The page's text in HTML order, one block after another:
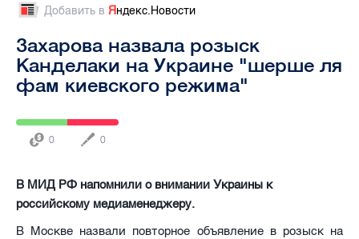
Добавить в Яндекс.Новости
Захарова назвала розыск
Канделаки на Украине "шерше ля
фам киевского режима"
0 0
В МИД РФ напомнили о внимании Украины к
российскому медиаменеджеру.
В Москве назвали повторное объявление в розыск на